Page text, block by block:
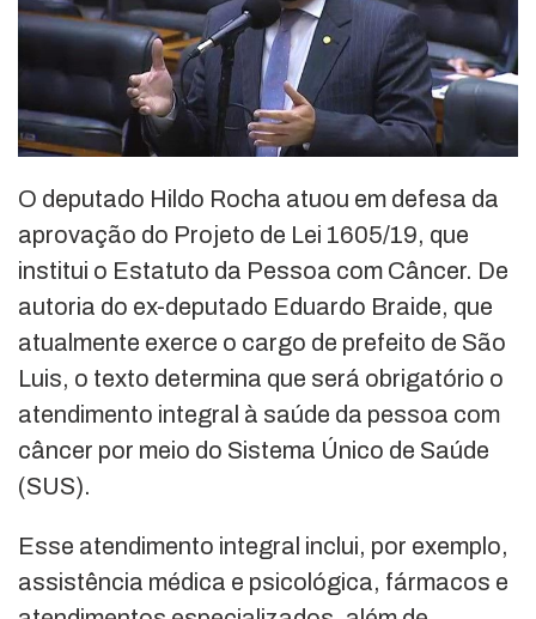
O deputado Hildo Rocha atuou em defesa da
aprovação do Projeto de Lei 1605/19, que
institui o Estatuto da Pessoa com Câncer. De
autoria do ex-deputado Eduardo Braide, que
atualmente exerce o cargo de prefeito de São
Luis, o texto determina que será obrigatório o
atendimento integral à saúde da pessoa com
câncer por meio do Sistema Único de Saúde
(SUS).
Esse atendimento integral inclui, por exemplo,
assistência médica e psicológica, fármacos e